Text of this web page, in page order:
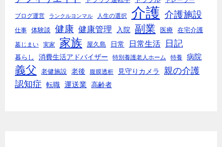
ブログ運営 ランクルヨンマル 人生の選択 介護 介護施設
仕事 体験談 健康 健康管理 入院 副業 医療 在宅介護
墓じまい 実家 家族 屋久島 日常 日常生活 日記
暮らし 消費生活アドバイザー 特別養護老人ホーム 特養 病院
義父 老健施設 老後 腹膜透析 見守りカメラ
親の介護
認知症
転職 運送業 高齢者